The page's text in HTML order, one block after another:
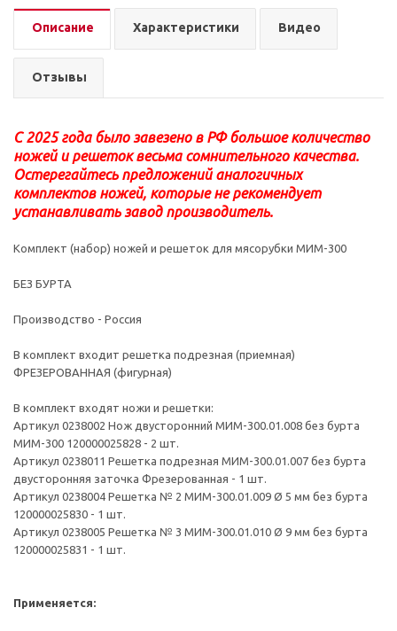
Описание Характеристики Видео
Отзывы
С 2025 года было завезено в РФ большое количество
ножей и решеток весьма сомнительного качества.
Остерегайтесь предложений аналогичных
комплектов ножей, которые не рекомендует
устанавливать завод производитель.
Комплект (набор) ножей и решеток для мясорубки МИМ-300
БЕЗ БУРТА
Производство - Россия
В комплект входит решетка подрезная (приемная)
ФРЕЗЕРОВАННАЯ (фигурная)
В комплект входят ножи и решетки:
Артикул 0238002 Нож двусторонний МИМ-300.01.008 без бурта
МИМ-300 120000025828 - 2 шт.
Артикул 0238011 Решетка подрезная МИМ-300.01.007 без бурта
двусторонняя заточка Фрезерованная - 1 шт.
Артикул 0238004 Решетка № 2 МИМ-300.01.009 Ø 5 мм без бурта
120000025830 - 1 шт.
Артикул 0238005 Решетка № 3 МИМ-300.01.010 Ø 9 мм без бурта
120000025831 - 1 шт.
Применяется: